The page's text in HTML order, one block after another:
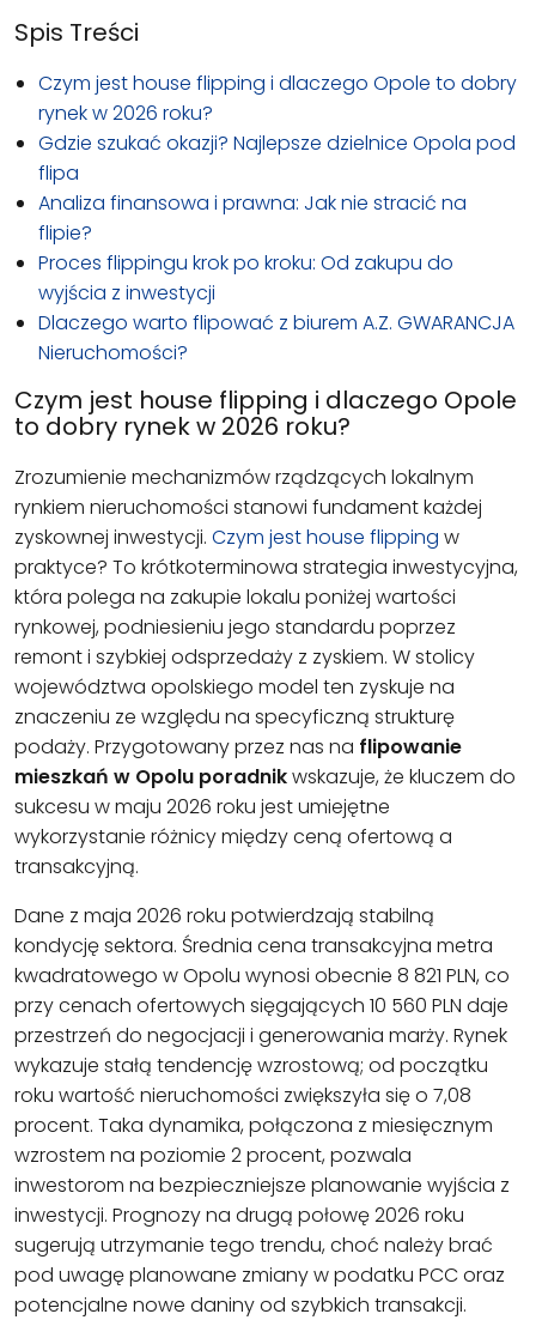
Spis Treści
Czym jest house flipping i dlaczego Opole to dobry
rynek w 2026 roku?
Gdzie szukać okazji? Najlepsze dzielnice Opola pod
flipa
Analiza finansowa i prawna: Jak nie stracić na
flipie?
Proces flippingu krok po kroku: Od zakupu do
wyjścia z inwestycji
Dlaczego warto flipować z biurem A.Z. GWARANCJA
Nieruchomości?
Czym jest house flipping i dlaczego Opole
to dobry rynek w 2026 roku?
Zrozumienie mechanizmów rządzących lokalnym
rynkiem nieruchomości stanowi fundament każdej
zyskownej inwestycji. Czym jest house flipping w
praktyce? To krótkoterminowa strategia inwestycyjna,
która polega na zakupie lokalu poniżej wartości
rynkowej, podniesieniu jego standardu poprzez
remont i szybkiej odsprzedaży z zyskiem. W stolicy
województwa opolskiego model ten zyskuje na
znaczeniu ze względu na specyficzną strukturę
podaży. Przygotowany przez nas na flipowanie
mieszkań w Opolu poradnikwskazuje, że kluczem do
sukcesu w maju 2026 roku jest umiejętne
wykorzystanie różnicy między ceną ofertową a
transakcyjną.
Dane z maja 2026 roku potwierdzają stabilną
kondycję sektora. Średnia cena transakcyjna metra
kwadratowego w Opolu wynosi obecnie 8 821 PLN, co
przy cenach ofertowych sięgających 10 560 PLN daje
przestrzeń do negocjacji i generowania marży. Rynek
wykazuje stałą tendencję wzrostową; od początku
roku wartość nieruchomości zwiększyła się o 7,08
procent. Taka dynamika, połączona z miesięcznym
wzrostem na poziomie 2 procent, pozwala
inwestorom na bezpieczniejsze planowanie wyjścia z
inwestycji. Prognozy na drugą połowę 2026 roku
sugerują utrzymanie tego trendu, choć należy brać
pod uwagę planowane zmiany w podatku PCC oraz
potencjalne nowe daniny od szybkich transakcji.